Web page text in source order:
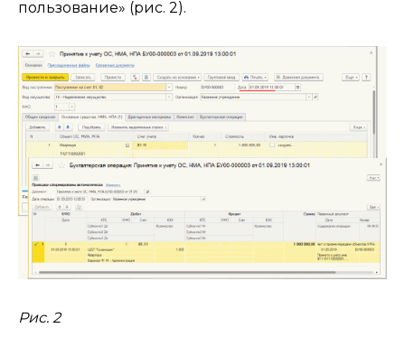
пользование» (рис. 2).
Рис. 2